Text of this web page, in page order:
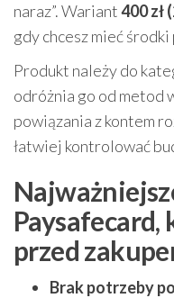
naraz”. Wariant400 zł
gdy chcesz mieć
Produkt należy do
odróżnia go od metod
powiązania z kontem
łatwiej kontrolować
Paysafecard,
przed
Brak potrzeby